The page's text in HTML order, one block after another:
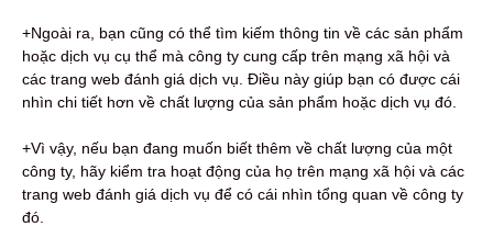
+Ngoài ra, bạn cũng có thể tìm kiếm thông tin về các sản phẩm
hoặc dịch vụ cụ thể mà công ty cung cấp trên mạng xã hội và
các trang web đánh giá dịch vụ. Điều này giúp bạn có được cái
nhìn chi tiết hơn về chất lượng của sản phẩm hoặc dịch vụ đó.
+Vì vậy, nếu bạn đang muốn biết thêm về chất lượng của một
công ty, hãy kiểm tra hoạt động của họ trên mạng xã hội và các
trang web đánh giá dịch vụ để có cái nhìn tổng quan về công ty
đó.